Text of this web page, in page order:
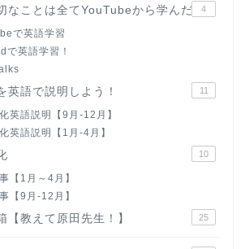
なことは全てYouTubeから学んだ 4
で英語学習
で英語学習！
英語で説明しよう！ 11
英語説明【9月-12月】
英語説明【1月-4月】
10
【1月～4月】
【9月-12月】
【教えて原田先生！】 25